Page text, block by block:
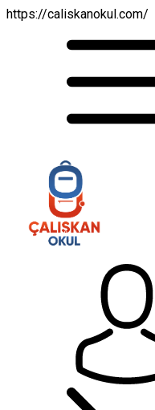
https://caliskanokul.com/